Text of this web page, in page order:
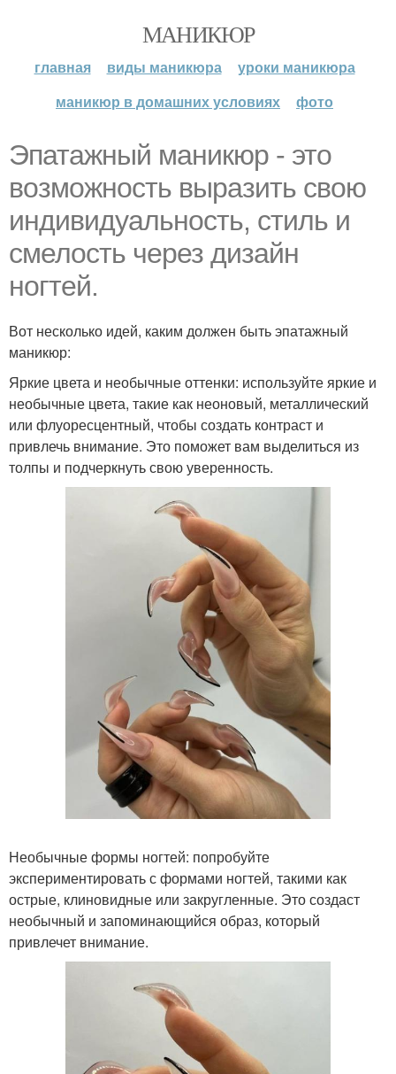
МАНИКЮР
главная виды маникюра
уроки маникюра
маникюр в домашних условиях
фото
Эпатажный маникюр - это
возможность выразить свою
индивидуальность, стиль и
смелость через дизайн
ногтей.
Вот несколько идей, каким должен быть эпатажный
маникюр:
Яркие цвета и необычные оттенки: используйте яркие и
необычные цвета, такие как неоновый, металлический
или флуоресцентный, чтобы создать контраст и
привлечь внимание. Это поможет вам выделиться из
толпы и подчеркнуть свою уверенность.
Необычные формы ногтей: попробуйте
экспериментировать с формами ногтей, такими как
острые, клиновидные или закругленные. Это создаст
необычный и запоминающийся образ, который
привлечет внимание.